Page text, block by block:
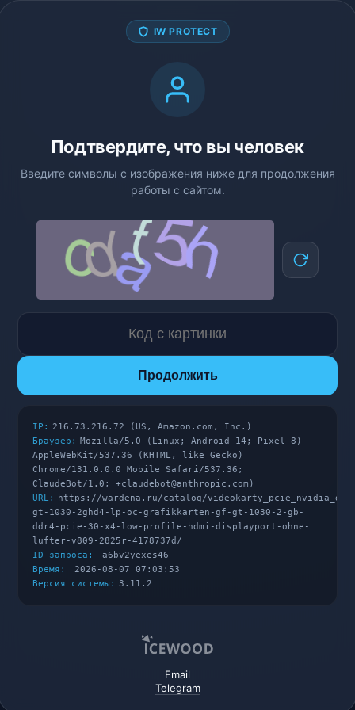
IW PROTECT
Подтвердите, что вы человек
Введите символы с изображения ниже для продолжения
работы с сайтом.
Продолжить
IP: 216.73.216.72 (US, Amazon.com, Inc.)
Браузер: Mozilla/5.0 (Linux; Android 14; Pixel 8)
AppleWebKit/537.36 (KHTML, like Gecko)
Chrome/131.0.0.0 Mobile Safari/537.36;
ClaudeBot/1.0; +claudebot@anthropic.com)
URL:
https://wardena.ru/catalog/
gt-1030-2ghd4-lp-oc-grafikkarten-gf-gt-1030-2-gb-
ddr4-pcie-30-x4-low-profile-hdmi-displayport-ohne-
lufter-v809-2825r-4178737d/
ID запроса:
a6bv2yexes46
Время:
2026-08-07 07:03:53
Версия системы: 3.11.2
Email
Telegram